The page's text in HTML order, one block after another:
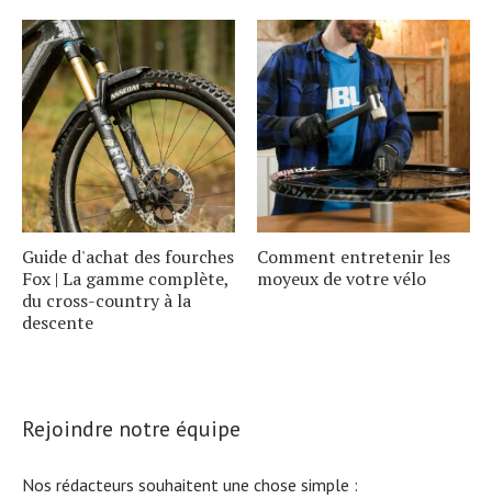
Guide d'achat des fourches
Fox | La gamme complète,
du cross-country à la
descente
Comment entretenir les
moyeux de votre vélo
Rejoindre notre équipe
Nos rédacteurs souhaitent une chose simple :